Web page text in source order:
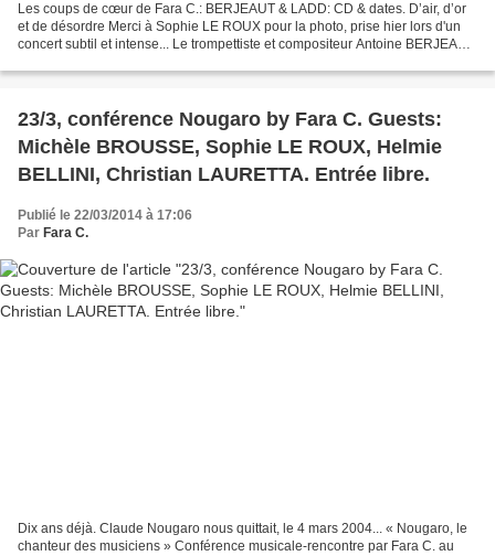
Les coups de cœur de Fara C.: BERJEAUT & LADD: CD & dates. D’air, d’or
et de désordre Merci à Sophie LE ROUX pour la photo, prise hier lors d'un
concert subtil et intense... Le trompettiste et compositeur Antoine BERJEAUT
23/3, conférence Nougaro by Fara C. Guests:
Michèle BROUSSE, Sophie LE ROUX, Helmie
BELLINI, Christian LAURETTA. Entrée libre.
Publié le 22/03/2014 à 17:06
Par Fara C.
Dix ans déjà. Claude Nougaro nous quittait, le 4 mars 2004... « Nougaro, le
chanteur des musiciens » Conférence musicale-rencontre par Fara C. au